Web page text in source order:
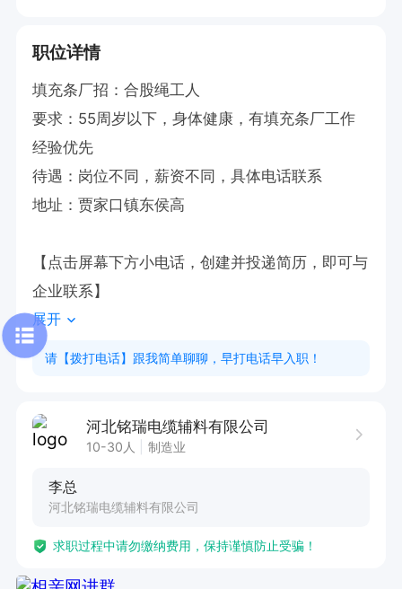
职位详情
填充条厂招：合股绳工人
要求：55周岁以下，身体健康，有填充条厂工作
经验优先
待遇：岗位不同，薪资不同，具体电话联系
地址：贾家口镇东侯高
【点击屏幕下方小电话，创建并投递简历，即可与
企业联系】
展开
请【拨打电话】跟我简单聊聊，早打电话早入职！
河北铭瑞电缆辅料有限公司
10-30人 制造业
李总
河北铭瑞电缆辅料有限公司
求职过程中请勿缴纳费用，保持谨慎防止受骗！